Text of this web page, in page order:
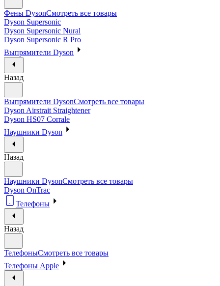
Фены DysonСмотреть все товары
Dyson Supersonic
Dyson Supersonic Nural
Dyson Supersonic R Pro
Выпрямители Dyson
Назад
Выпрямители DysonСмотреть все товары
Dyson Airstrait Straightener
Dyson HS07 Corrale
Наушники Dyson
Назад
Наушники DysonСмотреть все товары
Dyson OnTrac
Телефоны
Назад
ТелефоныСмотреть все товары
Телефоны Apple